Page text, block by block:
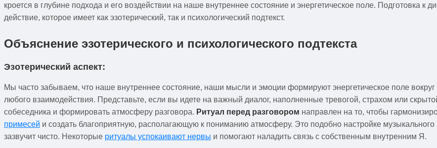
кроется в глубине подхода и его воздействии на наше внутреннее состояние и энергетическое поле. Подготовка к
действие, которое имеет как эзотерический, так и психологический подтекст.
Объяснение эзотерического и психологического подтекста
Эзотерический аспект:
Мы часто забываем, что наше внутреннее состояние, наши мысли и эмоции формируют энергетическое поле вокруг
любого взаимодействия. Представьте, если вы идете на важный диалог, наполненные тревогой, страхом или
собеседника и формировать атмосферу разговора. Ритуал перед разговором направлен на то, чтобы
примесей и создать благоприятную, располагающую к пониманию атмосферу. Это подобно настройке
зазвучит чисто. Некоторые ритуалы успокаивают нервы и помогают наладить связь с собственным внутренним Я.